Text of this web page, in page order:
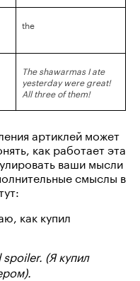
the
The shawarmas I ate
yesterday were great!
All three of them!
артиклей может
как работает эта
ваши мысли
смыслы в
как купил
(Я купил